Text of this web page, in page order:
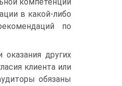
в какой-либо
по
других
клиента или
обязаны